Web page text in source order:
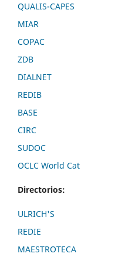
QUALIS-CAPES
MIAR
COPAC
ZDB
DIALNET
REDIB
BASE
CIRC
SUDOC
OCLC World Cat
Directorios:
ULRICH'S
REDIE
MAESTROTECA